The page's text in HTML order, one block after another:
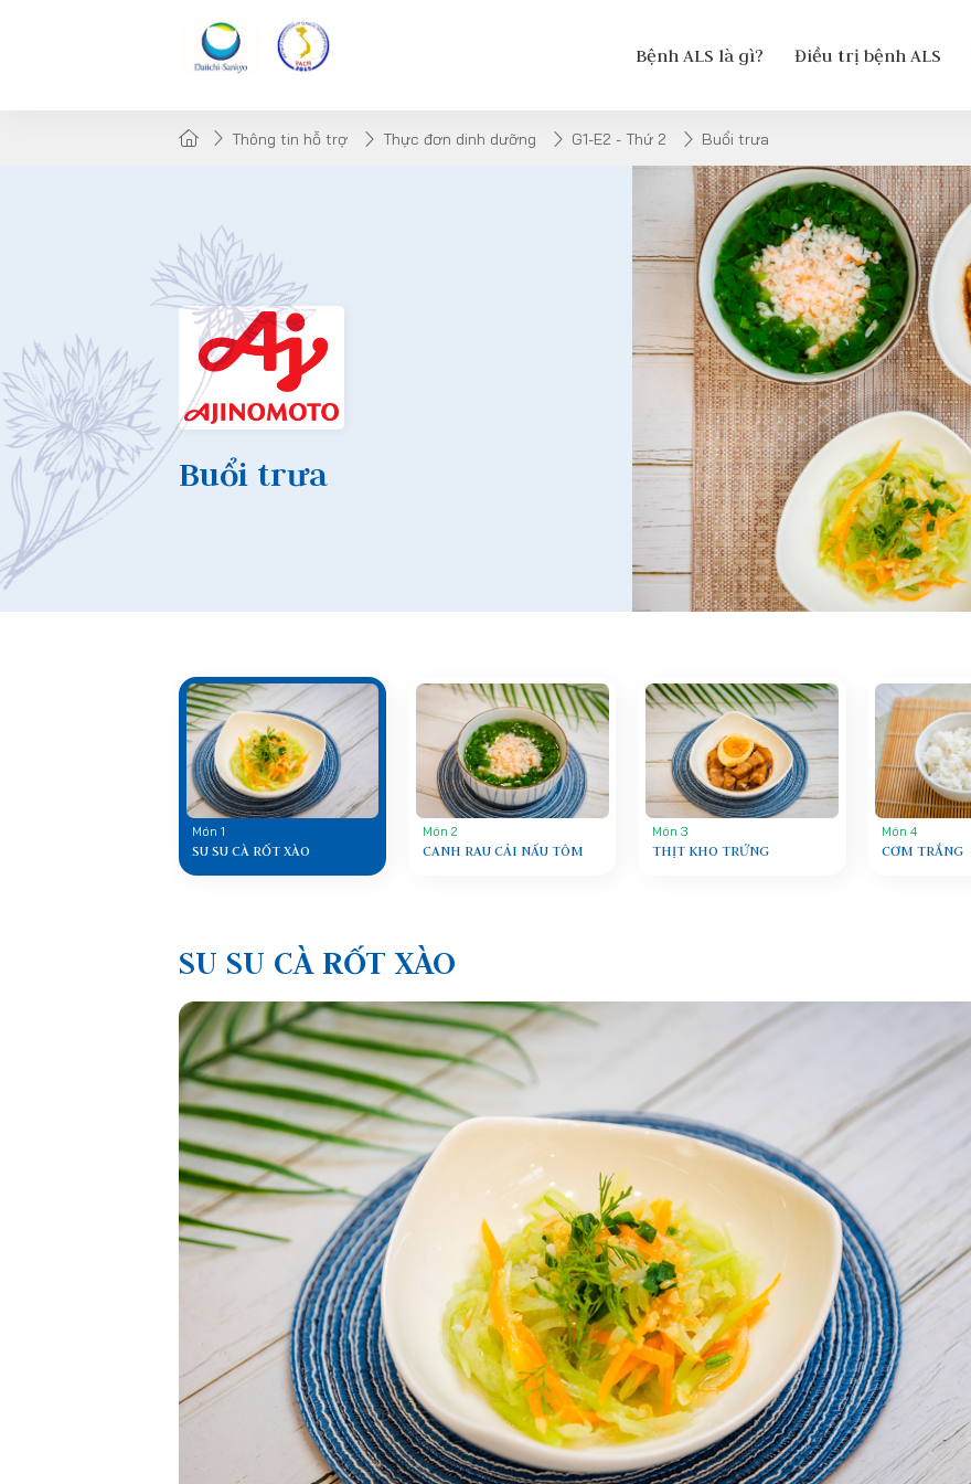
Bệnh ALS là gì? Điều trị bệnh ALS
Thông tin hỗ trợ Thực đơn dinh dưỡng G1-E2 - Thứ 2 Buổi trưa
Buổi trưa
Món 1
SU SU CÀ RỐT XÀO
Món 2
CANH RAU CẢI NẤU TÔM
Món 3
THỊT KHO TRỨNG
Món 4
CƠM TRẮNG
SU SU CÀ RỐT XÀO